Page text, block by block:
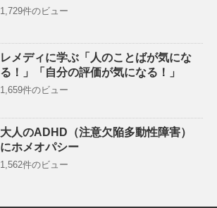
1,729件のビュー
レメディに学ぶ「人のことばが気にな
る！」「自分の評価が気になる！」
1,659件のビュー
大人のADHD（注意欠陥多動性障害）
にホメオパシー
1,562件のビュー